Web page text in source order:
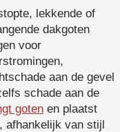
lekkende of
dakgoten
voor
aan de gevel
schade aan de
goten en plaatst
afhankelijk van stijl